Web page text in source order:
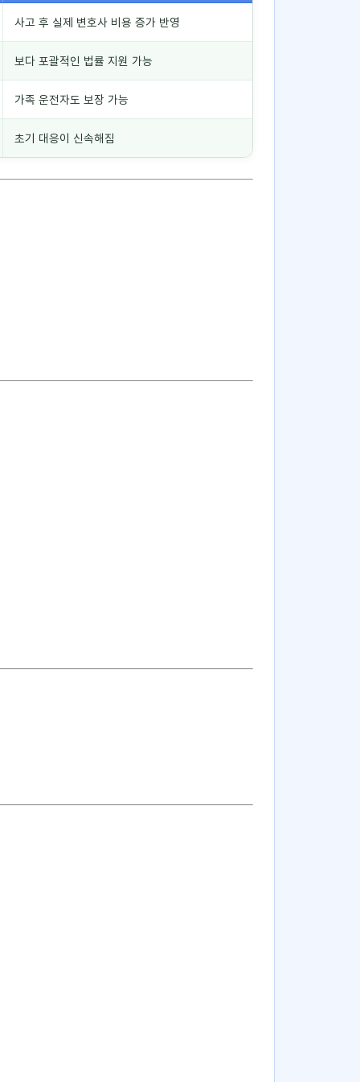
사고 후 실제 변호사 비용 증가 반영
보다 포괄적인 법률 지원 가능
가족 운전자도 보장 가능
초기 대응이 신속해짐